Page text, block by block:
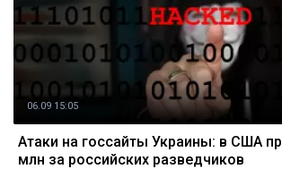
06.09 15:05
Атаки на госсайты Украины: в США
млн за российских разведчиков